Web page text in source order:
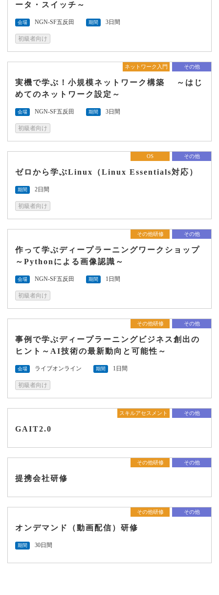
ータ・スイッチ～
会場 NGN-SF五反田 期間 3日間
初級者向け
実機で学ぶ！小規模ネットワーク構築 ～はじ
めてのネットワーク設定～
会場 NGN-SF五反田 期間 3日間
初級者向け
ネットワーク入門 その他
ゼロから学ぶLinux（Linux Essentials対応）
期間 2日間
初級者向け
OS その他
作って学ぶディープラーニングワークショップ
～Pythonによる画像認識～
会場 NGN-SF五反田 期間 1日間
初級者向け
その他研修 その他
事例で学ぶディープラーニングビジネス創出の
ヒント～AI技術の最新動向と可能性～
会場 ライブオンライン 期間 1日間
初級者向け
その他研修 その他
GAIT2.0
スキルアセスメント その他
提携会社研修
その他研修 その他
オンデマンド（動画配信）研修
期間 30日間
その他研修 その他